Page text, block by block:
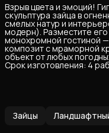
Взрыв цвета и эмоций!
скульптура зайца в
смелых натур и
модерн). Разместите
монохромной гостиной
композит с мраморной
объект от любых
Срок изготовления: 4
Зайцы